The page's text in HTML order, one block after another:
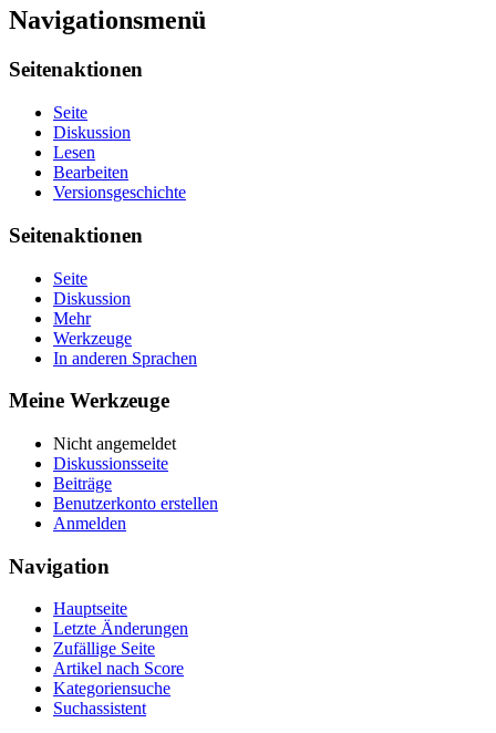
Navigationsmenü
Seitenaktionen
Seite
Diskussion
Lesen
Bearbeiten
Versionsgeschichte
Seitenaktionen
Seite
Diskussion
Mehr
Werkzeuge
In anderen Sprachen
Meine Werkzeuge
Nicht angemeldet
Diskussionsseite
Beiträge
Benutzerkonto erstellen
Anmelden
Navigation
Hauptseite
Letzte Änderungen
Zufällige Seite
Artikel nach Score
Kategoriensuche
Suchassistent